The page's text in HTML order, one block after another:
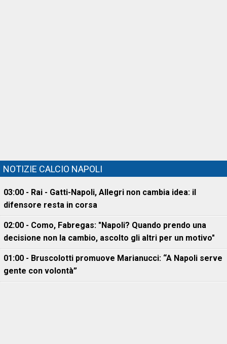
NOTIZIE CALCIO NAPOLI
03:00 - Rai - Gatti-Napoli, Allegri non cambia idea: il
difensore resta in corsa
02:00 - Como, Fabregas: "Napoli? Quando prendo una
decisione non la cambio, ascolto gli altri per un motivo"
01:00 - Bruscolotti promuove Marianucci: “A Napoli serve
gente con volontà”